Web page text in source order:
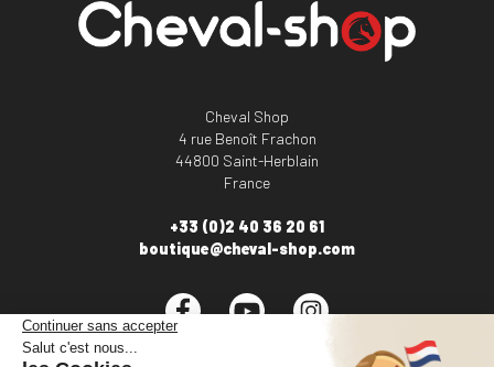
Cheval Shop
4 rue Benoît Frachon
44800 Saint-Herblain
France
+33 (0)2 40 36 20 61
boutique@cheval-shop.com
Facebook YouTube